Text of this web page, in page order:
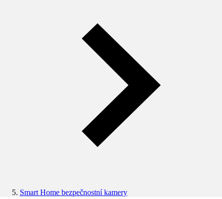
Smart Home bezpečnostní kamery